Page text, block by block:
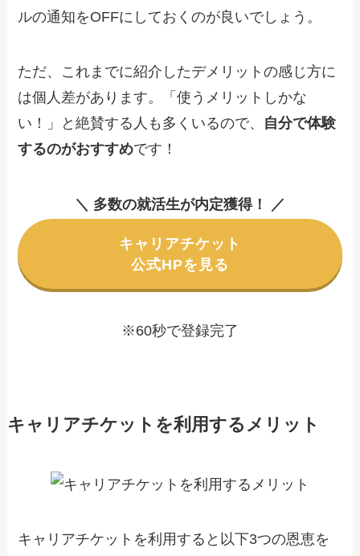
ルの通知をOFFにしておくのが良いでしょう。
ただ、これまでに紹介したデメリットの感じ方に
は個人差があります。「使うメリットしかな
い！」と絶賛する人も多くいるので、 自分で体験
するのがおすすめです！
＼ 多数の就活生が内定獲得！ ／
キャリアチケット
公式HPを見る
※60秒で登録完了
キャリアチケットを利用するメリット
キャリアチケットを利用すると以下3つの恩恵を